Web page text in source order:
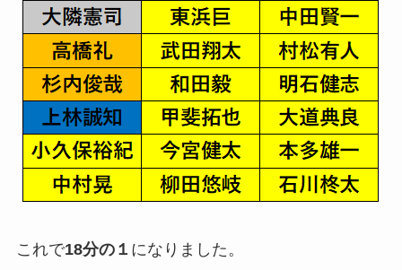
これで18分の１ になりました。